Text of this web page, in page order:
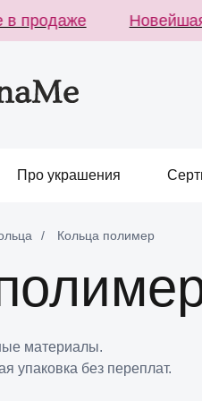
продаже Новейшая
Про украшения
/ Кольца полимер
материалы.
упаковка без переплат.